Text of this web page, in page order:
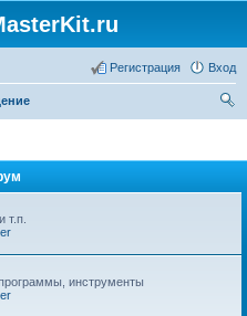
Вход
Регистрация
т.п.
инструменты